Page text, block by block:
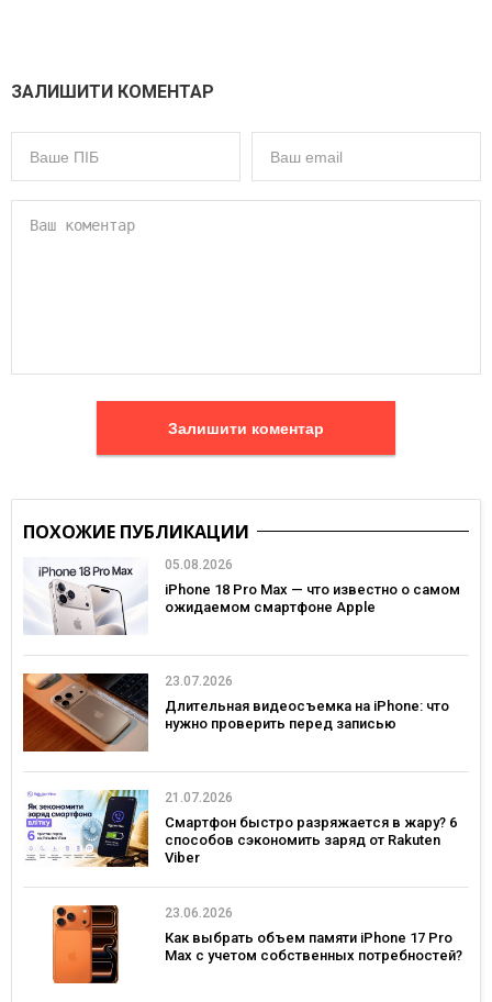
ЗАЛИШИТИ КОМЕНТАР
Залишити коментар
ПОХОЖИЕ ПУБЛИКАЦИИ
05.08.2026
iPhone 18 Pro Max — что известно о самом
ожидаемом смартфоне Apple
23.07.2026
Длительная видеосъемка на iPhone: что
нужно проверить перед записью
21.07.2026
Смартфон быстро разряжается в жару? 6
способов сэкономить заряд от Rakuten
Viber
23.06.2026
Как выбрать объем памяти iPhone 17 Pro
Max с учетом собственных потребностей?